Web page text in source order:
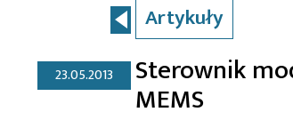
Artykuły
23.05.2013 Sterownik
MEMS